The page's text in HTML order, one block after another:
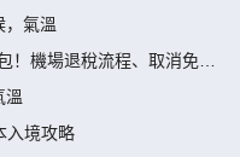
，氣溫
！機場退稅流程、取消免稅
溫
入境攻略